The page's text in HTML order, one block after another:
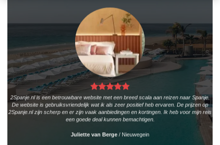
2Spanje.nl is een betrouwbare website met een breed scala aan reizen naar Spanje.
De website is gebruiksvriendelijk wat ik als zeer positief heb ervaren. De prijzen op
2Spanje.nl zijn scherp en er zijn vaak aanbiedingen en kortingen. Ik heb voor mijn reis
een goede deal kunnen bemachtigen.
Juliette van Berge / Nieuwegein